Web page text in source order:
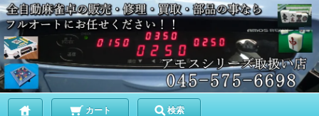
カート 検索